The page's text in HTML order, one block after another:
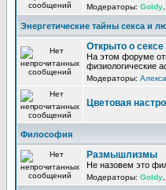
Модераторы: Goldy
Энергетические тайны секса и
Открыто о
На этом форуме
физиологические
Модераторы:
Цветовая
Философия
Размышлизмы
Не назовем это
Модераторы: Goldy